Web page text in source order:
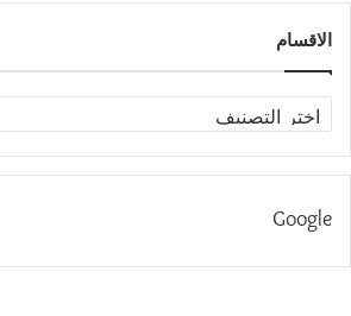
الاقسام
الاقسام
Google